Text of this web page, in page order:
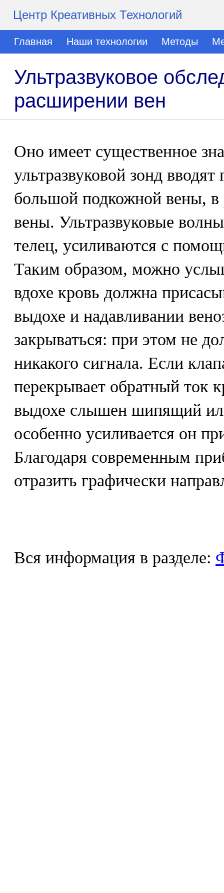
Центр Креативных Технологий
Главная Наши технологии Методы
Ультразвуковое
расширении вен
Оно имеет существенное
ультразвуковой зонд
большой подкожной вены,
вены. Ультразвуковые
телец, усиливаются с
Таким образом, можно
вдохе кровь должна
выдохе и надавливании
закрываться: при этом не
никакого сигнала. Если
перекрывает обратный ток
выдохе слышен шипящий
особенно усиливается он
Благодаря современным
отразить графически
Вся информация в разделе: